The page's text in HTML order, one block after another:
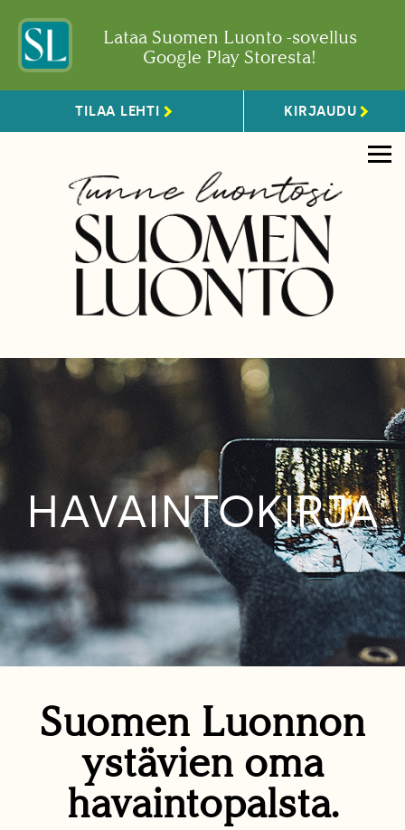
Lataa Suomen Luonto -sovellus
Google Play Storesta!
TILAA LEHTI KIRJAUDU
HAVAINTOKIRJA
Suomen Luonnon
ystävien oma
havaintopalsta.